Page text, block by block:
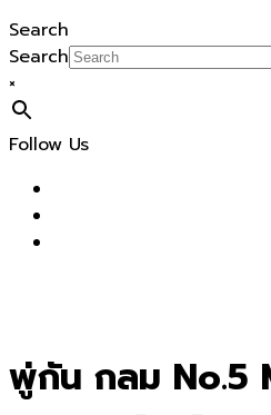
Search
Search
×
Follow Us
พู่กัน กลม No.5